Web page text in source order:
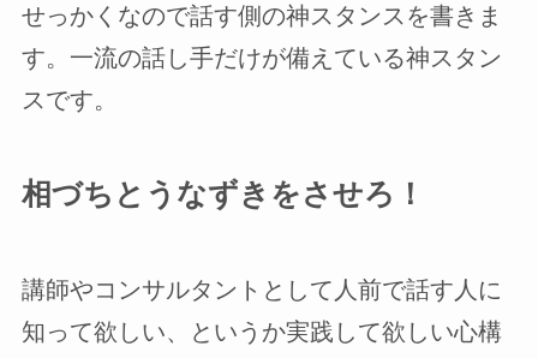
せっかくなので話す側の神スタンスを書きま
す。一流の話し手だけが備えている神スタン
スです。
相づちとうなずきをさせろ！
講師やコンサルタントとして人前で話す人に
知って欲しい、というか実践して欲しい心構